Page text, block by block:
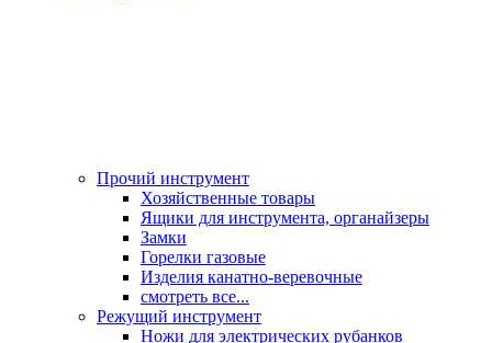
Прочий инструмент
Хозяйственные товары
Ящики для инструмента, органайзеры
Замки
Горелки газовые
Изделия канатно-веревочные
смотреть все...
Режущий инструмент
Ножи для электрических рубанков